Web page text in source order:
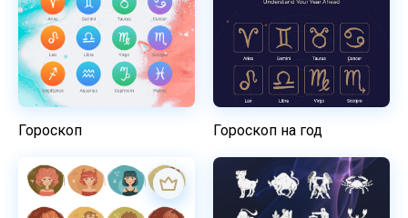
Гороскоп Гороскоп на год